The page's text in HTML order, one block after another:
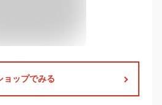
ョップでみる